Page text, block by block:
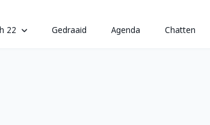
22 Gedraaid Agenda Chatten